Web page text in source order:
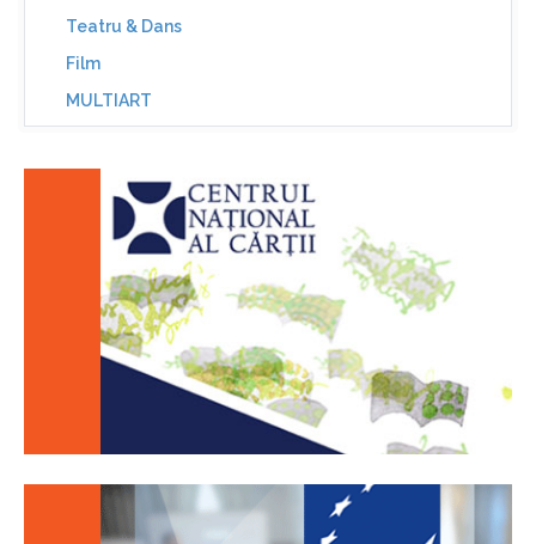
Teatru & Dans
Film
MULTIART